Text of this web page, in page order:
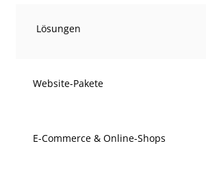
Lösungen
Website-Pakete
E-Commerce & Online-Shops